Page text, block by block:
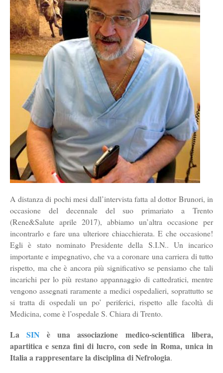
A distanza di pochi mesi dall’intervista fatta al dottor Brunori, in
occasione del decennale del suo primariato a Trento
(Rene&Salute aprile 2017), abbiamo un’altra occasione per
incontrarlo e fare una ulteriore chiacchierata. E che occasione!
Egli è stato nominato Presidente della S.I.N.. Un incarico
importante e impegnativo, che va a coronare una carriera di tutto
rispetto, ma che è ancora più significativo se pensiamo che tali
incarichi per lo più restano appannaggio di cattedratici, mentre
vengono assegnati raramente a medici ospedalieri, soprattutto se
si tratta di ospedali un po’ periferici, rispetto alle facoltà di
Medicina, come è l’ospedale S. Chiara di Trento.
LaSIN è una associazione medico-scientifica libera,
apartitica e senza fini di lucro, con sede in Roma, unica in
Italia a rappresentare la disciplina di Nefrologia.